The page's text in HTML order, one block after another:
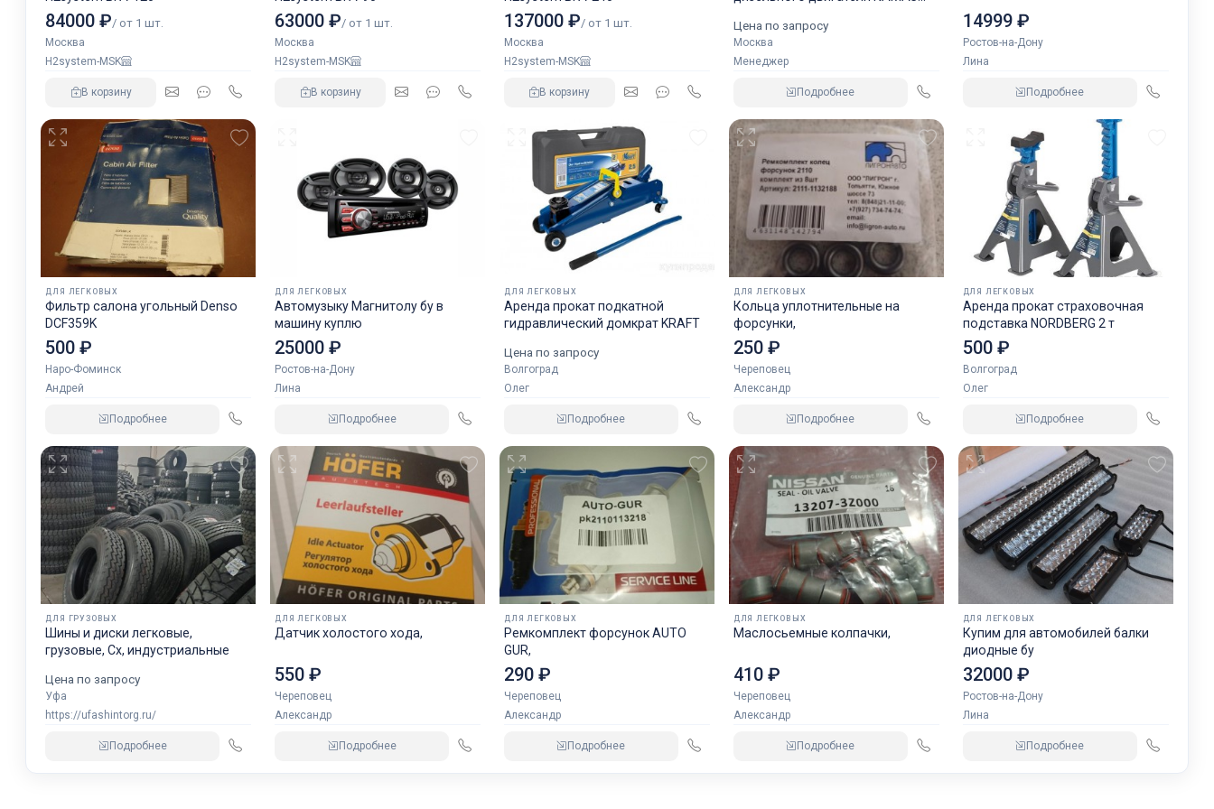
84000 ₽/ от 1 шт.
Москва
H2system-MSK
В корзину
63000 ₽/ от 1 шт.
Москва
H2system-MSK
В корзину
137000 ₽/ от 1 шт.
Москва
H2system-MSK
В корзину
Цена по запросу
Москва
Менеджер
Подробнее
14999 ₽
Ростов-на-Дону
Лина
Подробнее
ДЛЯ ЛЕГКОВЫХ
Фильтр салона угольный Denso
DCF359K
500 ₽
Наро-Фоминск
Андрей
Подробнее
ДЛЯ ЛЕГКОВЫХ
Автомузыку Магнитолу бу в
машину куплю
25000 ₽
Ростов-на-Дону
Лина
Подробнее
ДЛЯ ЛЕГКОВЫХ
Аренда прокат подкатной
гидравлический домкрат KRAFT
Цена по запросу
Волгоград
Олег
Подробнее
ДЛЯ ЛЕГКОВЫХ
Кольца уплотнительные на
форсунки,
250 ₽
Череповец
Александр
Подробнее
ДЛЯ ЛЕГКОВЫХ
Аренда прокат страховочная
подставка NORDBERG 2 т
500 ₽
Волгоград
Олег
Подробнее
ДЛЯ ГРУЗОВЫХ
Шины и диски легковые,
грузовые, Сх, индустриальные
Цена по запросу
Уфа
https://ufashintorg.ru/
Подробнее
ДЛЯ ЛЕГКОВЫХ
Датчик холостого хода,
550 ₽
Череповец
Александр
Подробнее
ДЛЯ ЛЕГКОВЫХ
Ремкомплект форсунок AUTO
GUR,
290 ₽
Череповец
Александр
Подробнее
ДЛЯ ЛЕГКОВЫХ
Маслосьемные колпачки,
410 ₽
Череповец
Александр
Подробнее
ДЛЯ ЛЕГКОВЫХ
Купим для автомобилей балки
диодные бу
32000 ₽
Ростов-на-Дону
Лина
Подробнее